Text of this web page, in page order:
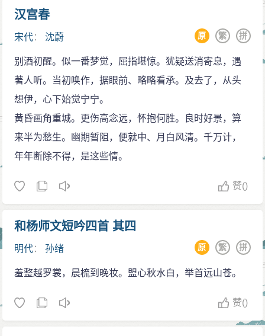
汉宫春
宋代： 沈蔚 拼
繁
原
别酒初醒。似一番梦觉，屈指堪惊。犹疑送消寄息，遇
著人听。当初唤作，据眼前、略略看承。及去了，从头
想伊，心下始觉宁宁。
黄昏画角重城。更伤高念远，怀抱何胜。良时好景，算
来半为愁生。幽期暂阻，便就中、月白风清。千万计，
年年断除不得，是这些情。
赞()
和杨师文短吟四首 其四
明代：孙绪 拼
繁
原
羞整越罗裳，晨梳到晚妆。盟心秋水白，举首远山苍。
赞()